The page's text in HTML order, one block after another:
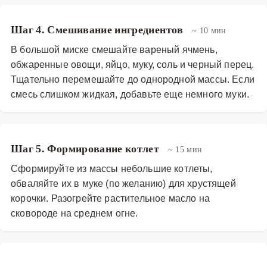
Шаг 4. Смешивание ингредиентов ~ 10 мин
В большой миске смешайте вареный ячмень,
обжаренные овощи, яйцо, муку, соль и черный перец.
Тщательно перемешайте до однородной массы. Если
смесь слишком жидкая, добавьте еще немного муки.
Шаг 5. Формирование котлет ~ 15 мин
Сформируйте из массы небольшие котлеты,
обваляйте их в муке (по желанию) для хрустящей
корочки. Разогрейте растительное масло на
сковороде на среднем огне.